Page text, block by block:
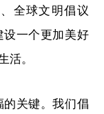
全球文明倡议
设一个更加美好
活。
关键。我们倡